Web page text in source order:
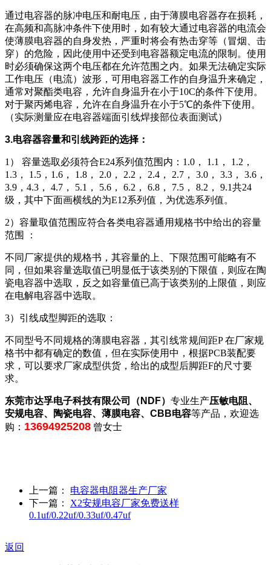
通过电容器的脉冲电压和耐电压，由于薄膜电容器存在损耗，
在高频和高脉冲条件下使用时，如有较大通过电容器的电流会
使薄膜电容器的自身发热，严重时将会有热击穿等（冒烟、击
穿）的危险，因此使用中还受到电容器额定电流的限制。使用
时必须确保这两个电压都在允许范围之内。如果无法确定实际
工作电压（电流）波形，可用电容器工作的自身温升来确定，
通常对聚酯类电容，允许自身温升在小于10C的条件下使用。
对于聚丙烯电容，允许在自身温升在小于5℃的条件下使用。
（实际测量应在电容器端面引线焊接部位表面测试）
3.电容器容量和引线跨距的选择：
1） 容量选取必须符合E24系列值范围内：1.0， 1.1， 1.2，
1.3， 1.5，1.6， 1.8， 2.0， 2.2， 2.4， 2.7， 3.0， 3.3， 3.6，
3.9，4.3， 4.7， 5.1， 5.6， 6.2， 6.8， 7.5， 8.2， 9.1共24
级，其中下面画横线的为E12系列值，为优选系列值。
2）容量取值范围应符合各类电容器通用规格书中给出的容量
范围 ：
不同厂家提供的规格书，其容量的上、下限范围可能略有不
同，但如果容量选取值已明显低于该类别的下限值，则应在陶
瓷电容器中选取，反之如容量值已高于该类别的上限值，则应
在电解电容器中选取。
3）引线成型脚距的选取：
不同型号不同规格的薄膜电容器，其引线常规间距P 在厂家规
格书中都有确定的数值，但在实际使用中，根据PCB装配要
求，可以要求厂家成型供货，给出的成型后脚距F的尺寸要
求。
东莞市达孚电子科技有限公司（NDF） 专业生产压敏电阻、
安规电容、陶瓷电容、薄膜电容、CBB电容等产品，欢迎选
购： 13694925208 曾女士
上一篇： 电容器电阻器生产厂家
下一篇： X2安规电容厂家免费送样
0.1uf/0.22uf/0.33uf/0.47uf
返回